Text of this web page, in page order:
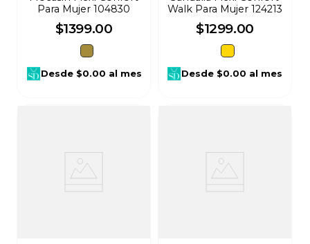
Para Mujer 104830
$1399.00
Desde$0.00 al mes
Walk Para Mujer 124213
$1299.00
Desde $0.00 al mes